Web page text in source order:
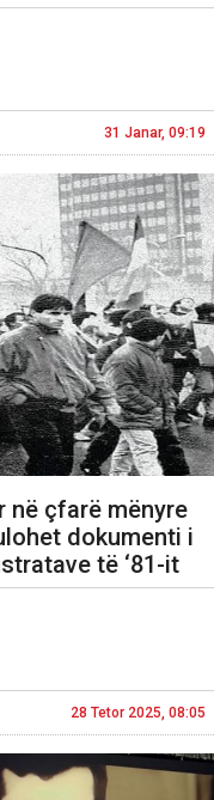
31 Janar, 09:19
në çfarë mënyre
dokumenti i
të ‘81-it
28 Tetor 2025, 08:05